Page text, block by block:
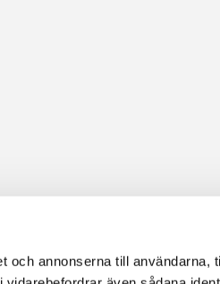
och annonserna till användarna,